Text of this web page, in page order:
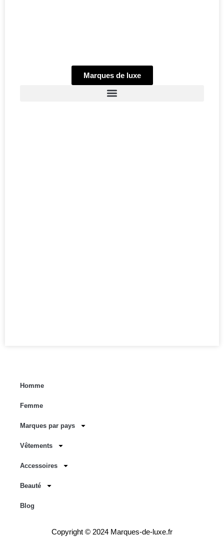
Marques de luxe
Homme
Femme
Marques par pays
Vêtements
Accessoires
Beauté
Blog
Copyright © 2024 Marques-de-luxe.fr